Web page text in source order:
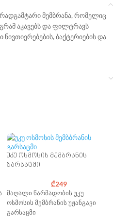
მემბრანა, რომელიც
აკავებს და ფილტრავს
ბაქტერიების და
უკუ ოსმოსის მემბრანის
გარსაცმი
₾249
მაღალი წარმადობის უკუ
ოსმოსის მემბრანის უჟანგავი
გარსაცმი